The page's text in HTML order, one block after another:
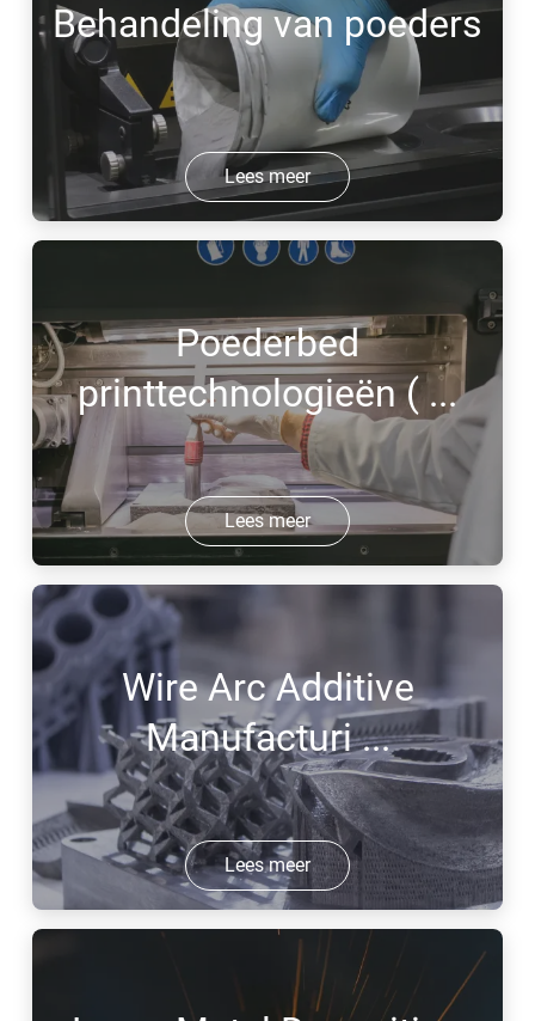
Behandeling van poeders
Lees meer
Poederbed
printtechnologieën ( ...
Lees meer
Wire Arc Additive
Manufacturi ...
Lees meer